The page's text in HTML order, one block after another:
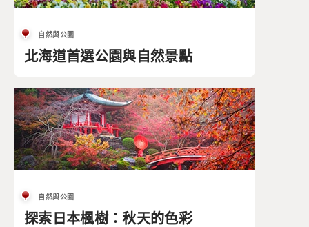
自然與公園
北海道首選公園與自然景點
自然與公園
探索日本楓樹：秋天的色彩